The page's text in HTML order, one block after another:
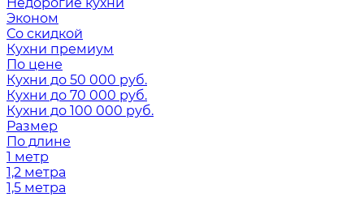
Эконом
Со скидкой
Кухни премиум
По цене
Кухни до 50 000 руб.
Кухни до 70 000 руб.
Кухни до 100 000 руб.
Размер
По длине
1 метр
1,2 метра
1,5 метра